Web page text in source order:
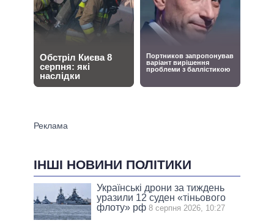
ІНШІ НОВИНИ ПОЛІТИКИ
Українські дрони за тиждень
уразили 12 суден «тіньового
флоту» рф 8 серпня 2026, 10:27